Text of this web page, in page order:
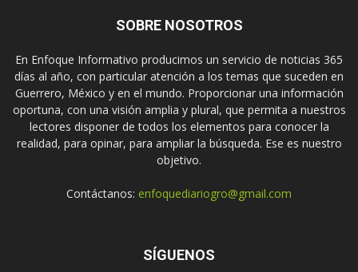
SOBRE NOSOTROS
En Enfoque Informativo producimos un servicio de noticias 365
días al año, con particular atención a los temas que suceden en
Guerrero, México y en el mundo. Proporcionar una información
oportuna, con una visión amplia y plural, que permita a nuestros
lectores disponer de todos los elementos para conocer la
realidad, para opinar, para ampliar la búsqueda. Ese es nuestro
objetivo.
Contáctanos: enfoquediariogro@gmail.com
SÍGUENOS